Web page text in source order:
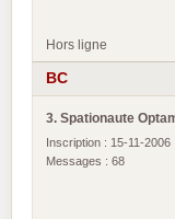
Hors ligne
BC
3. Spationaute
Inscription : 15-11-2006
Messages : 68